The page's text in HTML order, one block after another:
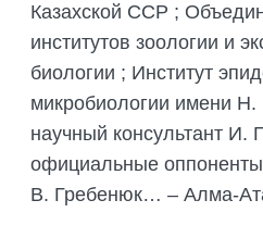
Казахской ССР ;
институтов зоологии и
биологии ; Институт
микробиологии имени
научный консультант И.
официальные
В. Гребенюк… – Алма-